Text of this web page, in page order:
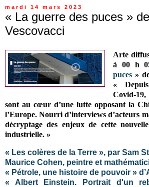
mardi 14 mars 2023
« La guerre des puces »
Vescovacci
Arte
à 00 h
puces» de
«
Covid-19,
sont au cœur d’une lutte opposant la
l’Europe. Nourri d’interviews d’acteurs
décryptage des enjeux de cette
industrielle. »
« Les colères de la Terre », par Sam
Maurice Cohen, peintre et
« Pétrole, une histoire de pouvoir »
« Albert Einstein. Portrait d'un